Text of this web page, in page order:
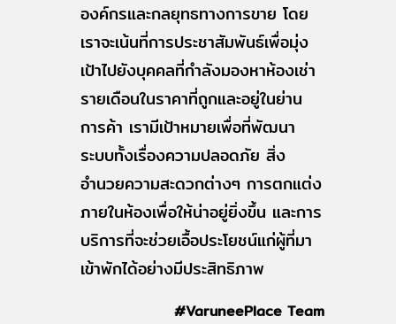
องค์กรและกลยุทธทางการขาย โดย
เราจะเน้นที่การประชาสัมพันธ์เพื่อมุ่ง
เป้าไปยังบุคคลที่กำลังมองหาห้องเช่า
รายเดือนในราคาที่ถูกและอยู่ในย่าน
การค้า เรามีเป้าหมายเพื่อที่พัฒนา
ระบบทั้งเรื่องความปลอดภัย สิ่ง
อำนวยความสะดวกต่างๆ การตกแต่ง
ภายในห้องเพื่อให้น่าอยู่ยิ่งขึ้น และการ
บริการที่จะช่วยเอื้อประโยชน์แก่ผู้ที่มา
เข้าพักได้อย่างมีประสิทธิภาพ
#VaruneePlace Team